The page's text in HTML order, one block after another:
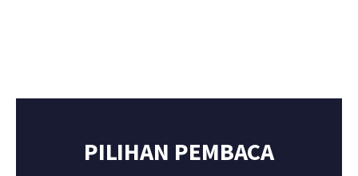
PILIHAN PEMBACA